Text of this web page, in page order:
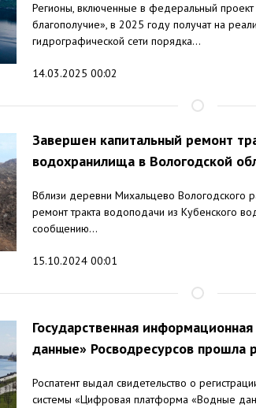
Регионы, включенные в федеральный проект
благополучие», в 2025 году получат на
гидрографической сети порядка...
14.03.2025 00:02
Завершен капитальный ремонт
водохранилища в Вологодской
Вблизи деревни Михальцево Вологодского
ремонт тракта водоподачи из Кубенского
сообщению...
15.10.2024 00:01
Государственная
данные» Росводресурсов прошла
Роспатент выдал свидетельство о
системы «Цифровая платформа «Водные